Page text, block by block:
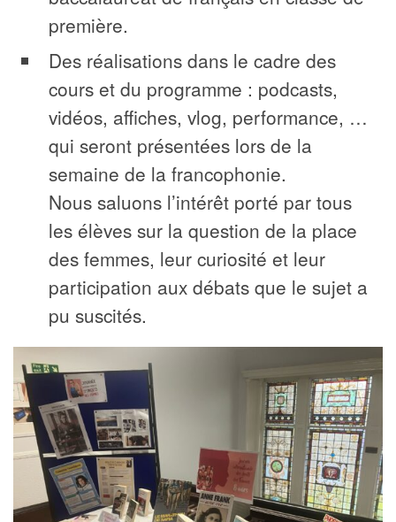
première.
Des réalisations dans le cadre des
cours et du programme : podcasts,
vidéos, affiches, vlog, performance, …
qui seront présentées lors de la
semaine de la francophonie.
Nous saluons l’intérêt porté par tous
les élèves sur la question de la place
des femmes, leur curiosité et leur
participation aux débats que le sujet a
pu suscités.